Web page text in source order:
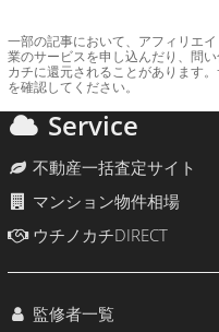
一部の記事において、アフィリエ
業のサービスを申し込んだり、問
カチに還元されることがあります
を確認してください。
Service
不動産一括査定サイト
マンション物件相場
ウチノカチDIRECT
監修者一覧